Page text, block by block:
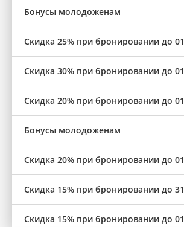
Бонусы молодоженам
Скидка 25% при бронировании до
Скидка 30% при бронировании до
Скидка 20% при бронировании до
Бонусы молодоженам
Скидка 20% при бронировании до
Скидка 15% при бронировании до
Скидка 15% при бронировании до